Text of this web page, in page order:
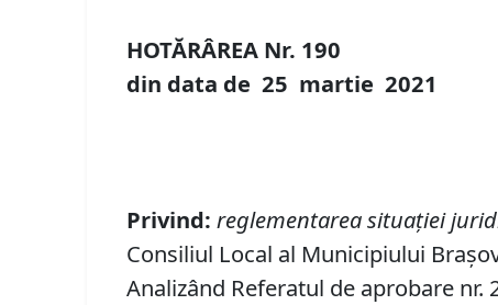
HOTĂRÂREA Nr. 190
din data de 25 martie2021
Privind: reglementareasituației
Consiliul Local al Municipiului
Analizând Referatul de aprobare